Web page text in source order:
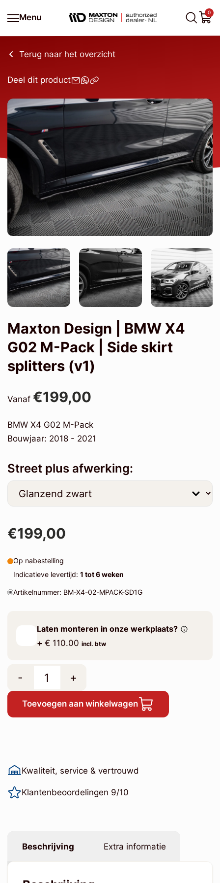
Menu
0
Terug naar het overzicht
Deel dit product
Maxton Design | BMW X4
G02 M-Pack | Side skirt
splitters (v1)
Vanaf €199,00
BMW X4 G02 M-Pack
Bouwjaar: 2018 - 2021
Street plus afwerking:
€199,00
Op nabestelling
Indicatieve levertijd: 1 tot 6 weken
Artikelnummer: BM-X4-02-MPACK-SD1G
Laten monteren in onze werkplaats?
+ € 110.00 incl. btw
- +
Toevoegen aan winkelwagen
Kwaliteit, service & vertrouwd
Klantenbeoordelingen 9/10
Beschrijving Extra informatie